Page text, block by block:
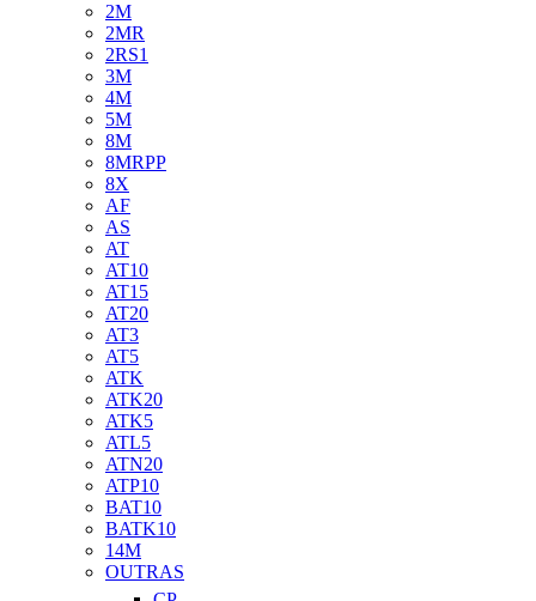
2M
2MR
2RS1
3M
4M
5M
8M
8MRPP
8X
AF
AS
AT
AT10
AT15
AT20
AT3
AT5
ATK
ATK20
ATK5
ATL5
ATN20
ATP10
BAT10
BATK10
14M
OUTRAS